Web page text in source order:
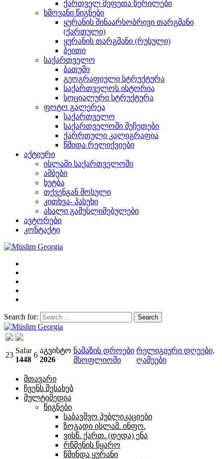
ქართველ მეფეთა წერილები
ხმოვანი წიგნები
ყურანის შინაარსობრივი თარგმანი
(ქართული)
ყურანის თარგმანი (რუსული)
ბეითი
საქართველო
ბათუმი
გეოგრაფიული სტრუქტურა
საქართველოს ისტორია
სოციალური სტრუქტურა
ფოტო გალერეა
საქართველო
საქართველოში მეჩეთები
ქარრთული კალიგრაფია
წმიდა რელიქვიები
აქტიური
ისლამი საქართველოში
ამბები
ხუტბა
თქვენგან მოსული
კითხვა- პასუხი
ახალი გამუსლიმებულები
ავტორები
კონტაქტი
Search for:
Müslim Georgia
23
Safar
1448
6
აგვისტო
2026
ნამაზის დროები
მსოფლიოში
რელიგიური დღეები,
ღამეები
მთავარი
ჩვენს შესახებ
მულტიმედია
წიგნები
საბავშვო პუბლიკაციები
ზოგადი ისლამ. ინფო.
ვისწ. ქართ. (დედა) ენა
რწმენის წყარო
წმინდა ყურანი